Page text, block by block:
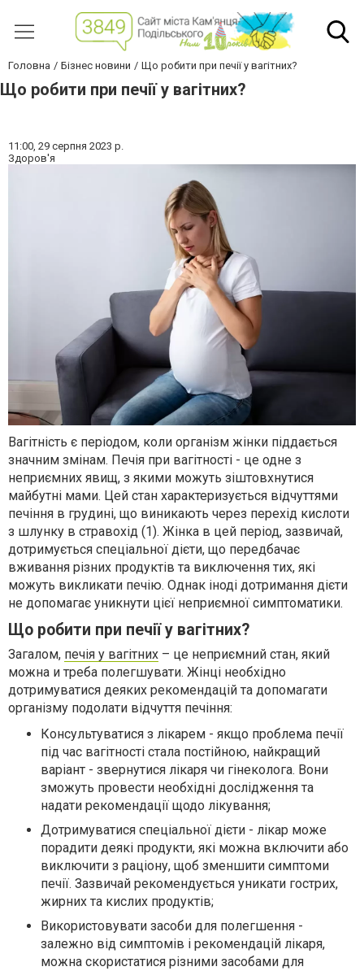
Головна Бізнес новини Що робити при печії у вагітних?
Що робити при печії у вагітних?
11:00, 29 серпня 2023 р.
Здоров'я
Вагітність є періодом, коли організм жінки піддається
значним змінам. Печія при вагітності - це одне з
неприємних явищ, з якими можуть зіштовхнутися
майбутні мами. Цей стан характеризується відчуттями
печіння в грудині, що виникають через перехід кислоти
з шлунку в стравохід (1). Жінка в цей період, зазвичай,
дотримується спеціальної дієти, що передбачає
вживання різних продуктів та виключення тих, які
можуть викликати печію. Однак іноді дотримання дієти
не допомагає уникнути цієї неприємної симптоматики.
Що робити при печії у вагітних?
Загалом, печія у вагітних – це неприємний стан, який
можна и треба полегшувати. Жінці необхідно
дотримуватися деяких рекомендацій та допомагати
організму подолати відчуття печіння:
Консультуватися з лікарем - якщо проблема печії
під час вагітності стала постійною, найкращий
варіант - звернутися лікаря чи гінеколога. Вони
зможуть провести необхідні дослідження та
надати рекомендації щодо лікування;
Дотримуватися спеціальної дієти - лікар може
порадити деякі продукти, які можна включити або
виключити з раціону, щоб зменшити симптоми
печії. Зазвичай рекомендується уникати гострих,
жирних та кислих продуктів;
Використовувати засоби для полегшення -
залежно від симптомів і рекомендацій лікаря,
можна скористатися різними засобами для